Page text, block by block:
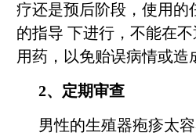
疗还是预后阶段，使用的
的指导 下进行，不能在
用药，以免贻误病情或造
2、定期审查
男性的生殖器疱疹太